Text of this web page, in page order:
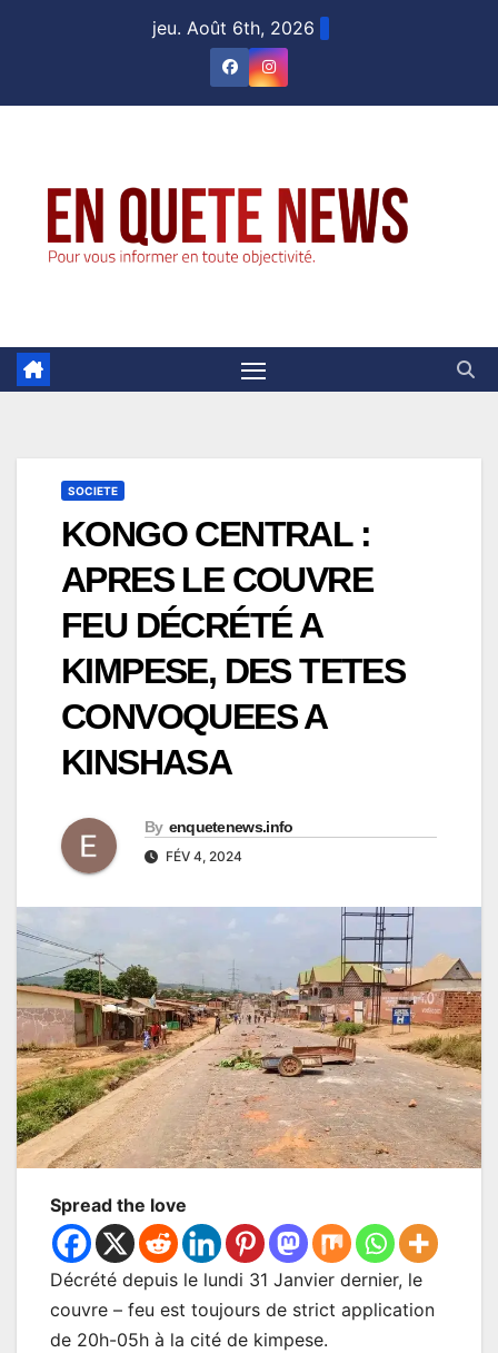
jeu. Août 6th, 2026
SOCIETE
KONGO CENTRAL :
APRES LE COUVRE
FEU DÉCRÉTÉ A
KIMPESE, DES TETES
CONVOQUEES A
KINSHASA
By enquetenews.info
FÉV 4, 2024
Spread the love
Décrété depuis le lundi 31 Janvier dernier, le
couvre – feu est toujours de strict application
de 20h-05h à la cité de kimpese.